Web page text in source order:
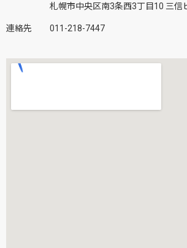
札幌市中央区南3条西3丁目10 三信
連絡先 011-218-7447